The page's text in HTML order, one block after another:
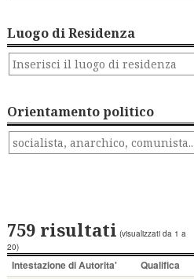
Luogo di Residenza
Orientamento politico
759 risultati (visualizzati da 1 a
20)
Intestazione di Autorita' Qualifica